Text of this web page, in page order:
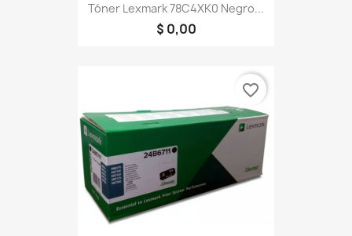
Tóner Lexmark 78C4XK0 Negro...
$ 0,00
favorite_border